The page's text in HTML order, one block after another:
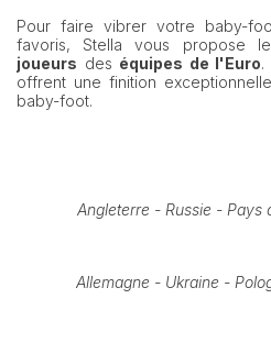
Pour faire vibrer votre baby-
favoris, Stella vous propose
joueurs des équipes de l'Euro.
offrent une finition
baby-foot.
Angleterre - Russie - Pays
Allemagne - Ukraine -